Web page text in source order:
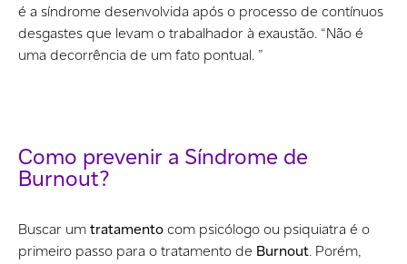
é a síndrome desenvolvida após o processo de contínuos
desgastes que levam o trabalhador à exaustão. “Não é
uma decorrência de um fato pontual. ”
Como prevenir a Síndrome de
Burnout?
Buscar umtratamentocom psicólogo ou psiquiatra é o
primeiro passo para o tratamento de Burnout. Porém,